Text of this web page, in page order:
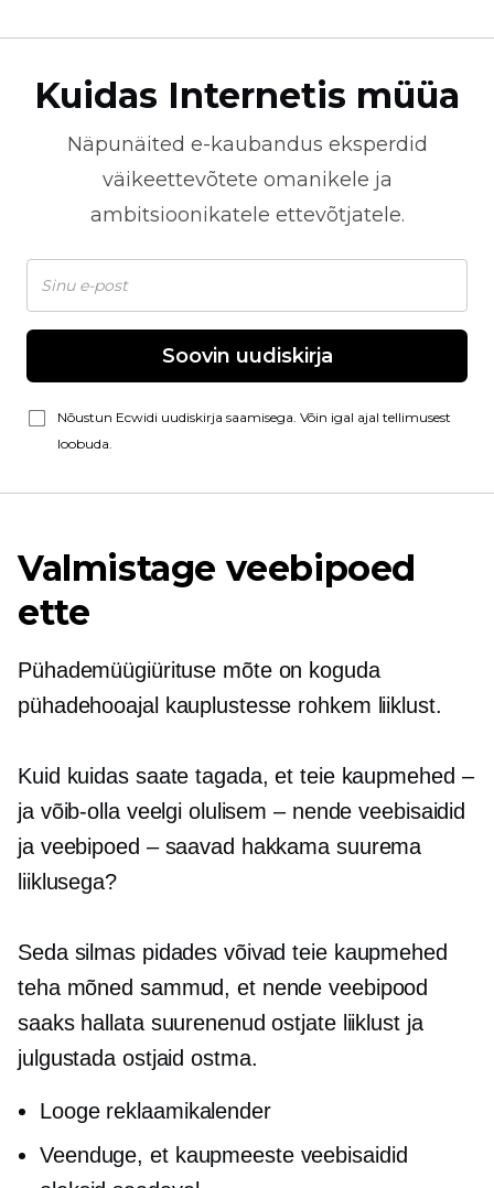
Kuidas Internetis müüa
Näpunäited e-kaubandus eksperdid
väikeettevõtete omanikele ja
ambitsioonikatele ettevõtjatele.
Soovin uudiskirja
Nõustun Ecwidi uudiskirja saamisega. Võin igal ajal tellimusest
loobuda.
Valmistage veebipoed
ette
Pühademüügiürituse mõte on koguda
pühadehooajal kauplustesse rohkem liiklust.
Kuid kuidas saate tagada, et teie kaupmehed –
ja võib-olla veelgi olulisem – nende veebisaidid
ja veebipoed – saavad hakkama suurema
liiklusega?
Seda silmas pidades võivad teie kaupmehed
teha mõned sammud, et nende veebipood
saaks hallata suurenenud ostjate liiklust ja
julgustada ostjaid ostma.
Looge reklaamikalender
Veenduge, et kaupmeeste veebisaidid